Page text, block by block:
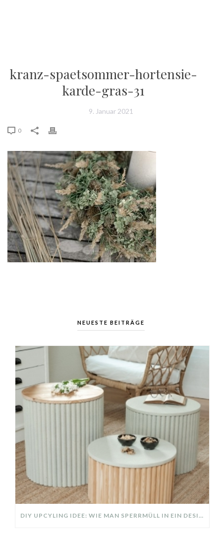
kranz-spaetsommer-hortensie-
karde-gras-31
9. Januar 2021
0
NEUESTE BEITRÄGE
DIY UPCYLING IDEE: WIE MAN SPERRMÜLL IN EIN DESIGNER TEIL VERWANDELT